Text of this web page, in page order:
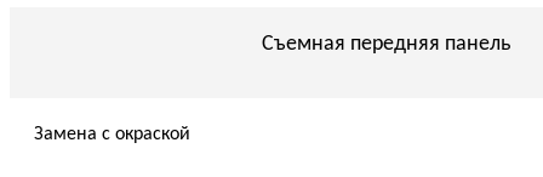
Съемная передняя панель
Замена с окраской